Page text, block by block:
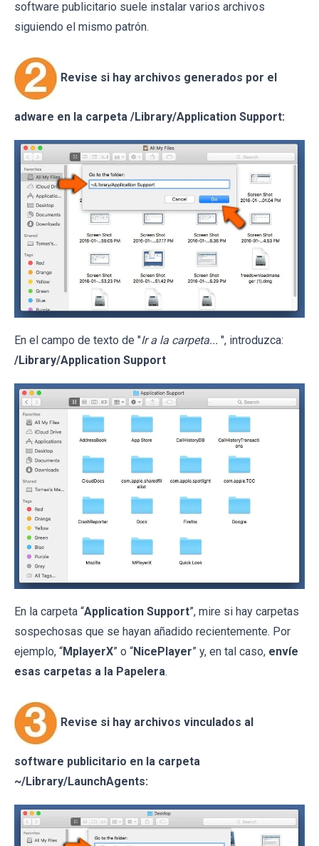
software publicitario suele instalar varios archivos
siguiendo el mismo patrón.
Revise si hay archivos generados por el
adware en la carpeta /Library/Application Support:
En el campo de texto de "Ir a la carpeta... ", introduzca:
/Library/Application Support
En la carpeta “Application Support”, mire si hay carpetas
sospechosas que se hayan añadido recientemente. Por
ejemplo, “MplayerX” o “NicePlayer” y, en tal caso, envíe
esas carpetas a la Papelera.
Revise si hay archivos vinculados al
software publicitario en la carpeta
~/Library/LaunchAgents: